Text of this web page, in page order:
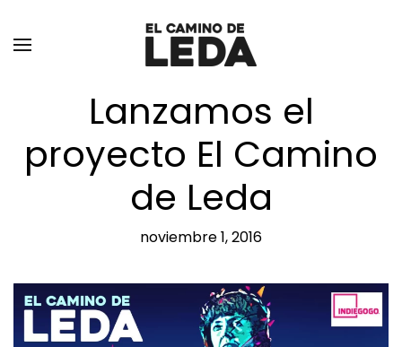
Ir al contenido principal
Lanzamos el
proyecto El Camino
de Leda
noviembre 1, 2016